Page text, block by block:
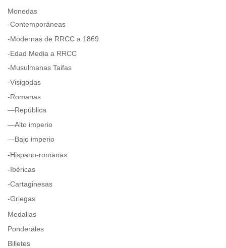
Monedas
-Contemporáneas
-Modernas de RRCC a 1869
-Edad Media a RRCC
-Musulmanas Taifas
-Visigodas
-Romanas
—República
—Alto imperio
—Bajo imperio
-Hispano-romanas
-Ibéricas
-Cartaginesas
-Griegas
Medallas
Ponderales
Billetes